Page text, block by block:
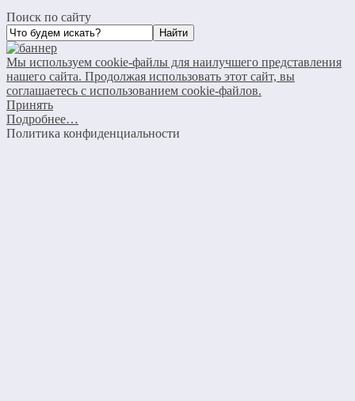
Поиск по сайту
Мы используем cookie-файлы для наилучшего представления
нашего сайта. Продолжая использовать этот сайт, вы
соглашаетесь с использованием cookie-файлов.
Принять
Подробнее…
Политика конфиденциальности